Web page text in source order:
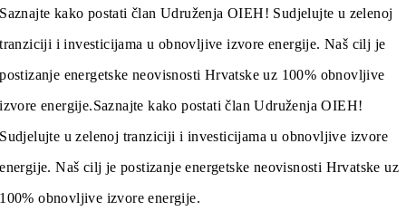
Saznajte kako postati član Udruženja OIEH! Sudjelujte u zelenoj
tranziciji i investicijama u obnovljive izvore energije. Naš cilj je
postizanje energetske neovisnosti Hrvatske uz 100% obnovljive
izvore energije.Saznajte kako postati član Udruženja OIEH!
Sudjelujte u zelenoj tranziciji i investicijama u obnovljive izvore
energije. Naš cilj je postizanje energetske neovisnosti Hrvatske uz
100% obnovljive izvore energije.